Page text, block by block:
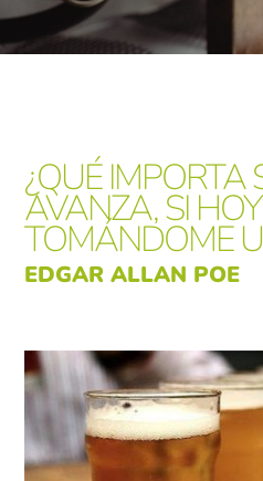
¿QUÉ IMPORTA
AVANZA, SI
TOMÁNDOME
EDGAR ALLAN POE